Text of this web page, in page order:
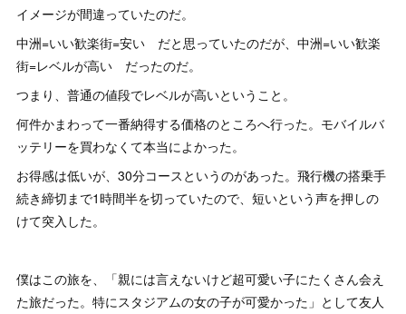
イメージが間違っていたのだ。
中洲=いい歓楽街=安い だと思っていたのだが、中洲=いい歓楽
街=レベルが高い だったのだ。
つまり、普通の値段でレベルが高いということ。
何件かまわって一番納得する価格のところへ行った。モバイルバ
ッテリーを買わなくて本当によかった。
お得感は低いが、30分コースというのがあった。飛行機の搭乗手
続き締切まで1時間半を切っていたので、短いという声を押しの
けて突入した。
僕はこの旅を、「親には言えないけど超可愛い子にたくさん会え
た旅だった。特にスタジアムの女の子が可愛かった」として友人